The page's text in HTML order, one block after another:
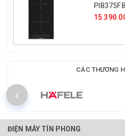
CÁC THƯƠNG
ĐIỆN MÁY TÍN PHONG